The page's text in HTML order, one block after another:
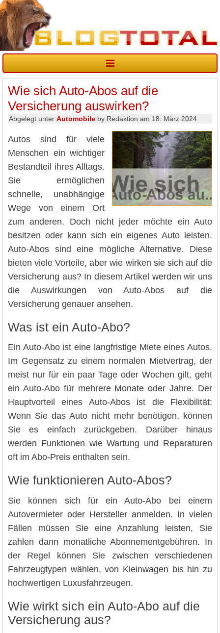
Wie sich Auto-Abos auf die
Versicherung auswirken?
Abgelegt unter Automobile by Redaktion am 18. März 2024
Autos sind für viele
Menschen ein wichtiger
Bestandteil ihres Alltags.
Sie ermöglichen
schnelle, unabhängige
Wege von einem Ort
zum anderen. Doch nicht jeder möchte ein Auto
besitzen oder kann sich ein eigenes Auto leisten.
Auto-Abos sind eine mögliche Alternative. Diese
bieten viele Vorteile, aber wie wirken sie sich auf die
Versicherung aus? In diesem Artikel werden wir uns
die Auswirkungen von Auto-Abos auf die
Versicherung genauer ansehen.
Was ist ein Auto-Abo?
Ein Auto-Abo ist eine langfristige Miete eines Autos.
Im Gegensatz zu einem normalen Mietvertrag, der
meist nur für ein paar Tage oder Wochen gilt, geht
ein Auto-Abo für mehrere Monate oder Jahre. Der
Hauptvorteil eines Auto-Abos ist die Flexibilität:
Wenn Sie das Auto nicht mehr benötigen, können
Sie es einfach zurückgeben. Darüber hinaus
werden Funktionen wie Wartung und Reparaturen
oft im Abo-Preis enthalten sein.
Wie funktionieren Auto-Abos?
Sie können sich für ein Auto-Abo bei einem
Autovermieter oder Hersteller anmelden. In vielen
Fällen müssen Sie eine Anzahlung leisten, Sie
zahlen dann monatliche Abonnementgebühren. In
der Regel können Sie zwischen verschiedenen
Fahrzeugtypen wählen, von Kleinwagen bis hin zu
hochwertigen Luxusfahrzeugen.
Wie wirkt sich ein Auto-Abo auf die
Versicherung aus?